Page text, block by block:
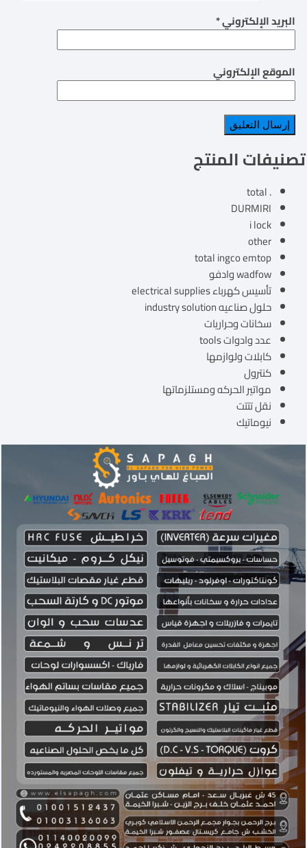
البريد الإلكتروني*
الموقع الإلكتروني
تصنيفات المنتج
. total
DURMIRI
i lock
other
total ingco emtop
wadfow وادفو
تأسيس كهرباء electrical supplies
حلول صناعيه industry solution
سخانات وحراريات
عدد وادوات tools
كابلات ولوازمها
كنترول
مواتير الحركه ومستلزماتها
نقل تتتت
نيوماتيك